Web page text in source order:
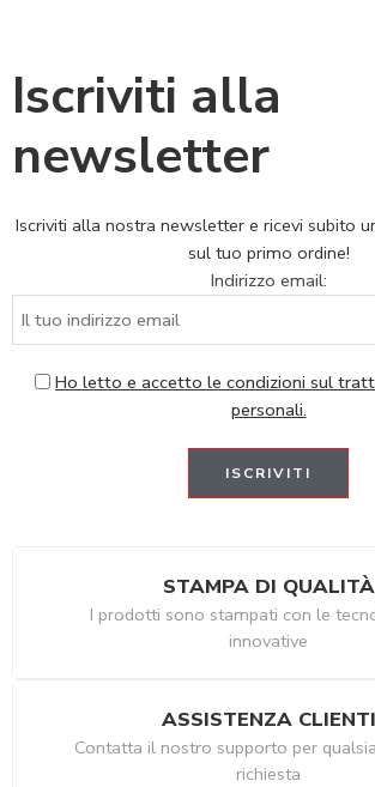
Iscriviti alla
newsletter
Iscriviti alla nostra newsletter e ricevi subito
sul tuo primo ordine!
Indirizzo email:
Ho letto e accetto le condizioni sul
personali.
STAMPA DI QUALITÀ
I prodotti sono stampati con le
innovative
ASSISTENZA CLIENTI
Contatta il nostro supporto per
richiesta